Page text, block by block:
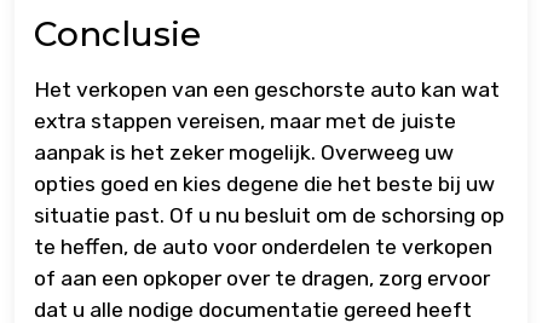
Conclusie
Het verkopen van een geschorste auto kan wat
extra stappen vereisen, maar met de juiste
aanpak is het zeker mogelijk. Overweeg uw
opties goed en kies degene die het beste bij uw
situatie past. Of u nu besluit om de schorsing op
te heffen, de auto voor onderdelen te verkopen
of aan een opkoper over te dragen, zorg ervoor
dat u alle nodige documentatie gereed heeft